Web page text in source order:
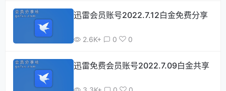
迅雷会员账号2022.7.12白金免费分享
2.6K+ 0 0
迅雷免费会员账号2022.7.09白金共享